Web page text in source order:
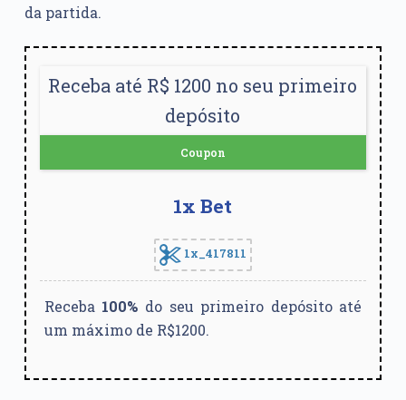
da partida.
Receba até R$ 1200 no seu primeiro
depósito
Coupon
1x Bet
1x_417811
Receba 100% do seu primeiro depósito até
um máximo de R$1200.